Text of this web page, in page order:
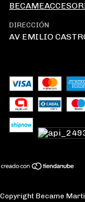
DIRECCIÓN
AV EMILIO
Copyright Became